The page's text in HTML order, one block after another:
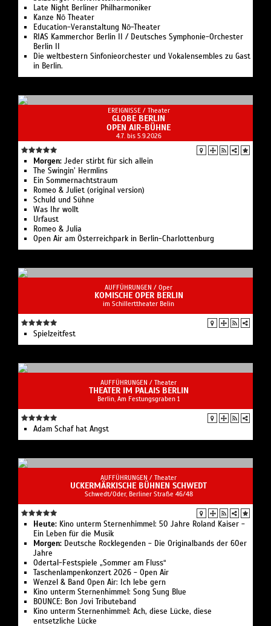
Late Night Berliner Philharmoniker
Kanze Nō Theater
Education-Veranstaltung Nō-Theater
RIAS Kammerchor Berlin II / Deutsches Symphonie-Orchester
Berlin II
Die weltbestern Sinfonieorchester und Vokalensembles zu Gast
in Berlin.
EREIGNISSE / Theater
GLOBE BERLIN
OPEN AIR-BÜHNE
4.7. bis 5.9.2026
Morgen: Jeder stirbt für sich allein
The Swingin’ Hermlins
Ein Sommernachtstraum
Romeo & Juliet (original version)
Schuld und Sühne
Was Ihr wollt
Urfaust
Romeo & Julia
Open Air am Österreichpark in Berlin-Charlottenburg
AUFFÜHRUNGEN / Oper
KOMISCHE OPER BERLIN
im Schillerttheater Belin
Spielzeit­fest
AUFFÜHRUNGEN / Theater
THEATER IM PALAIS BERLIN
Berlin, Am Festungsgraben 1
Adam Schaf hat Angst
AUFFÜHRUNGEN / Theater
UCKERMÄRKISCHE BÜHNEN SCHWEDT
Schwedt/Oder, Berliner Straße 46/48
Heute: Kino unterm Sternenhimmel: 50 Jahre Roland Kaiser -
Ein Leben für die Musik
Morgen: Deutsche Rocklegenden - Die Originalbands der 60er
Jahre
Odertal-Festspiele „Sommer am Fluss“
Taschenlampenkonzert 2026 - Open Air
Wenzel & Band Open Air: Ich lebe gern
Kino unterm Sternenhimmel: Song Sung Blue
BOUNCE: Bon Jovi Tributeband
Kino unterm Sternenhimmel: Ach, diese Lücke, diese
entsetzliche Lücke